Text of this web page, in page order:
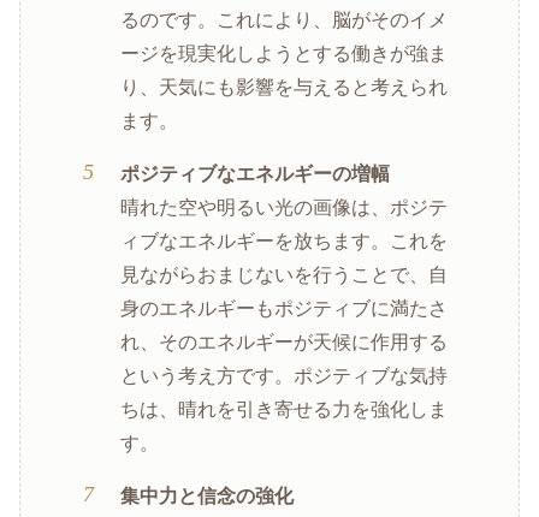
るのです。これにより、脳がそのイメ
ージを現実化しようとする働きが強ま
り、天気にも影響を与えると考えられ
ます。
ポジティブなエネルギーの増幅
晴れた空や明るい光の画像は、ポジテ
ィブなエネルギーを放ちます。これを
見ながらおまじないを行うことで、自
身のエネルギーもポジティブに満たさ
れ、そのエネルギーが天候に作用する
という考え方です。ポジティブな気持
ちは、晴れを引き寄せる力を強化しま
す。
集中力と信念の強化